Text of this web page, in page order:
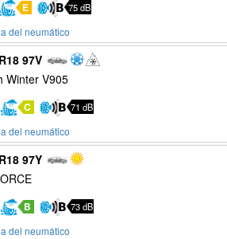
E 75 dB
del neumático
97V
Winter V905
C 71 dB
del neumático
97Y
B 73 dB
del neumático